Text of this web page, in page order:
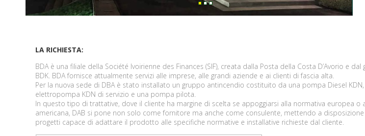
LA RICHIESTA:
BDA è una filiale della Société Ivoirienne des Finances (SIF), creata dalla Posta della Costa D’Avorio e dal
BDK. BDA fornisce attualmente servizi alle imprese, alle grandi aziende e ai clienti di fascia alta.
Per la nuova sede di DBA è stato installato un gruppo antincendio costituito da una pompa Diesel
elettropompa KDN di servizio e una pompa pilota.
In questo tipo di trattative, dove il cliente ha margine di scelta se appoggiarsi alla normativa europea o
americana, DAB si pone non solo come fornitore ma anche come consulente, mettendo a
progetti capace di adattare il prodotto alle specifiche normative e installative richieste dal cliente.